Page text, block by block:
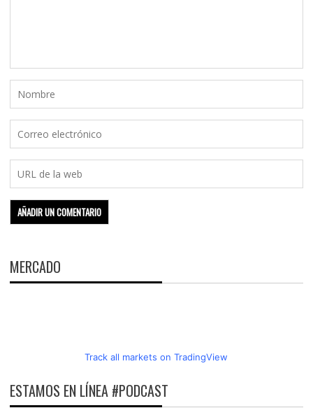
MERCADO
Track all markets on TradingView
ESTAMOS EN LÍNEA #PODCAST